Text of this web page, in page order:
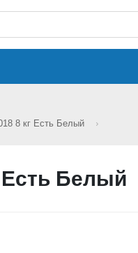
8 кг Есть Белый
Есть Белый